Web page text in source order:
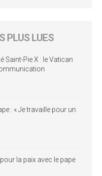
PLUS LUES
Saint-Pie X : le Vatican
: « Je travaille pour un
la paix avec le pape